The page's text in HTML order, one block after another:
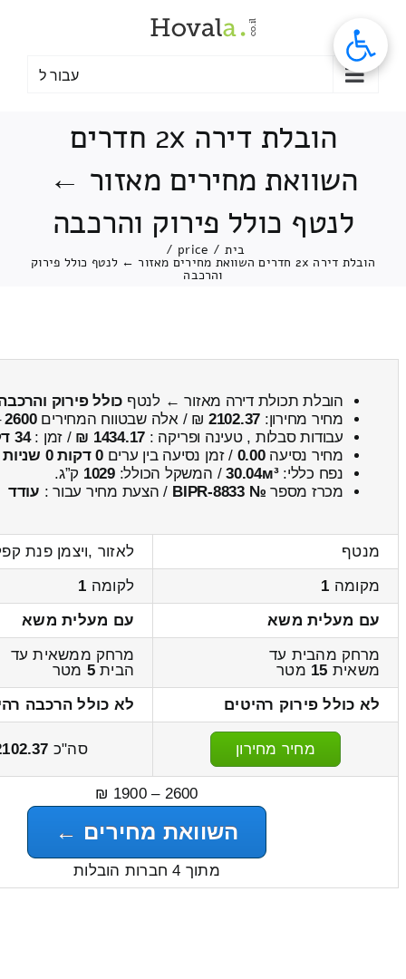
עבור ל
הובלת דירה 2x חדרים
השוואת מחירים מאזור ←
לנטף כולל פירוק והרכבה
בית /
price
/
הובלת דירה 2x חדרים השוואת מחירים מאזור ← לנטף כולל פירוק
והרכבה
הובלת תכולת דירה מאזור ← לנטף כולל פירוק
מחיר מחירון: 2102.37 ₪ / אלה שבטווח המחירים2600
עבודות סבלות , טעינה ופריקה : 1434.17 ₪ / זמן :34 דקות 44 שניות
מחיר נסיעה0.00 / זמן נסיעה בין ערים0 דקות 0 שניות
נפח כללי:30.04м³/ המשקל הכולל:1029 ק”ג.
מכרז מספר № BIPR-8833 / הצעת מחיר עבור : עודד
מנטף
לאזור ,ויצמן פנת
מקומה 1 לקומה 1
עם מעלית משא
עם מעלית משא
מרחק מהבית עד
משאית 15 מטר
מרחק ממשאית עד
הבית5 מטר
לא כולל פירוק רהיטים
לא כולל הרכבה
מחיר מחירון סה"כ
2600 – 1900 ₪
השוואת מחירים ←
מתוך 4 חברות הובלות